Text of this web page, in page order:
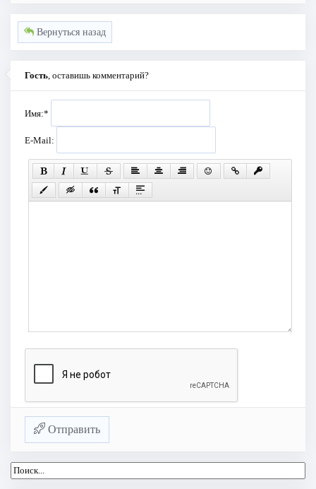
Вернуться назад
Гость , оставишь комментарий?
Имя:*
E-Mail:
Отправить